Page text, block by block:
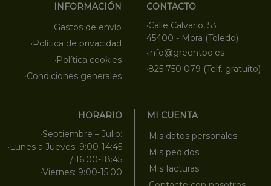
INFORMACIÓN
·Gastos de envío
·Política de privacidad
·Política cookies
·Condiciones generales
CONTACTO
·Calle Calvario, 53
45400 - Mora (Toledo)
·info@greentbo.es
·825 750 079 (Telf. gratuito)
HORARIO
·Septiembre – Julio:
·Lunes a Jueves: 9:00-14:45
/ 16:00-18:45
·Viernes: 9:00-15:00
MI CUENTA
·Mis datos personales
·Mis pedidos
·Mis facturas